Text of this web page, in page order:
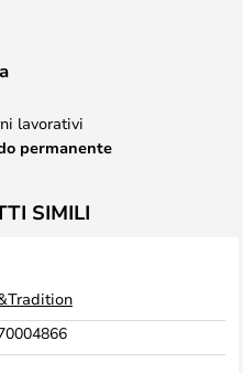
lavorativi
permanente
SIMILI